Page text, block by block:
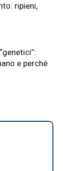
ripieni,
e perché